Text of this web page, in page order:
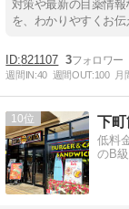
対策や最新の目薬情報
を、わかりやすくお
821107 3
週間IN:40 週間OUT:100 月
10
低料
のB